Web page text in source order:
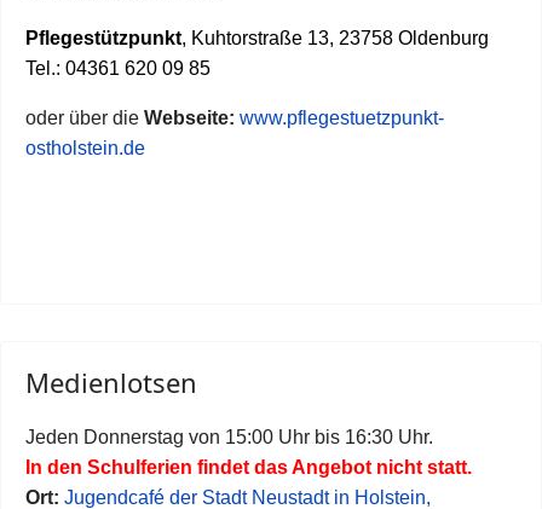
Pflegestützpunkt, Kuhtorstraße 13, 23758 Oldenburg
Tel.: 04361 620 09 85
oder über die Webseite: www.pflegestuetzpunkt-
ostholstein.de
Medienlotsen
Jeden Donnerstag von 15:00 Uhr bis 16:30 Uhr.
In den Schulferien findet das Angebot nicht statt.
Ort: Jugendcafé der Stadt Neustadt in Holstein,